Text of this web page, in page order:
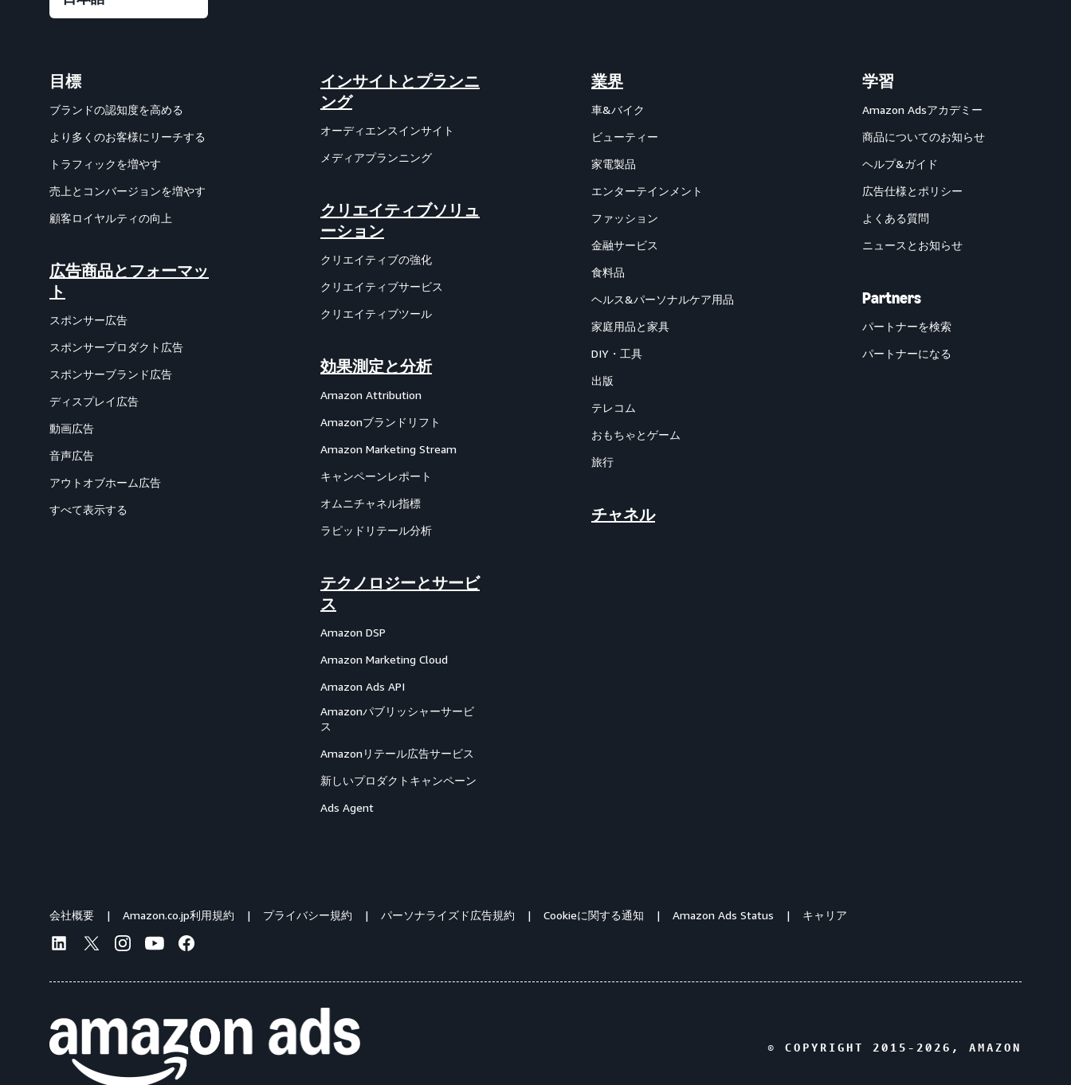
目標
ブランドの認知度を高める
より多くのお客様にリーチする
トラフィックを増やす
売上とコンバージョンを増やす
顧客ロイヤルティの向上
広告商品とフォーマッ
ト
スポンサー広告
スポンサープロダクト広告
スポンサーブランド広告
ディスプレイ広告
動画広告
音声広告
アウトオブホーム広告
すべて表示する
インサイトとプランニ
ング
オーディエンスインサイト
メディアプランニング
クリエイティブソリュ
ーション
クリエイティブの強化
クリエイティブサービス
クリエイティブツール
効果測定と分析
Amazon Attribution
Amazonブランドリフト
Amazon Marketing Stream
キャンペーンレポート
オムニチャネル指標
ラピッドリテール分析
テクノロジーとサービ
ス
Amazon DSP
Amazon Marketing Cloud
Amazon Ads API
Amazonパブリッシャーサービ
ス
Amazonリテール広告サービス
新しいプロダクトキャンペーン
Ads Agent
業界
車&バイク
ビューティー
家電製品
エンターテインメント
ファッション
金融サービス
食料品
ヘルス&パーソナルケア用品
家庭用品と家具
DIY・工具
出版
テレコム
おもちゃとゲーム
旅行
チャネル
学習
Amazon Adsアカデミー
商品についてのお知らせ
ヘルプ&ガイド
広告仕様とポリシー
よくある質問
ニュースとお知らせ
Partners
パートナーを検索
パートナーになる
会社概要 Amazon.co.jp利用規約 プライバシー規約 パーソナライズド広告規約 Cookieに関する通知 Amazon Ads Status キャリア
© COPYRIGHT 2015- 2026 , AMAZON